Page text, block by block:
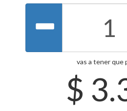
vas a tener que
$